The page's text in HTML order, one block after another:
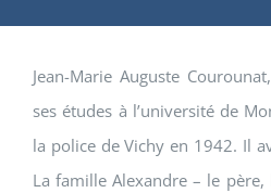
Jean-Marie Auguste
ses études à l’université de
la police de Vichy en 1942. Il
La famille Alexandre – le